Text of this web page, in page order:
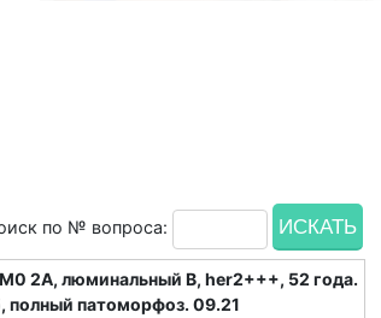
по № вопроса:
2A, люминальный В, her2+++, 52 года.
полный патоморфоз. 09.21